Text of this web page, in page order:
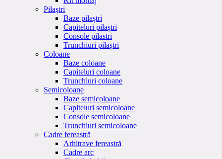
Pilaştri
Baze pilaștri
Capiteluri pilaștri
Console pilastri
Trunchiuri pilaștri
Coloane
Baze coloane
Capiteluri coloane
Trunchiuri coloane
Semicoloane
Baze semicoloane
Capiteluri semicoloane
Console semicoloane
Trunchiuri semicoloane
Cadre fereastră
Arhitrave fereastră
Cadre arc